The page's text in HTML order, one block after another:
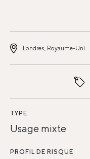
Londres, Royaume-Uni
TYPE
Usage mixte
PROFIL DE RISQUE